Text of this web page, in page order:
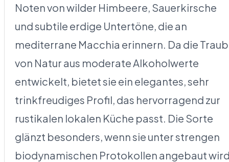
Noten von wilder Himbeere, Sauerkirsche
und subtile erdige Untertöne, die an
mediterrane Macchia erinnern. Da die
von Natur aus moderate Alkoholwerte
entwickelt, bietet sie ein elegantes, sehr
trinkfreudiges Profil, das hervorragend zur
rustikalen lokalen Küche passt. Die Sorte
glänzt besonders, wenn sie unter strengen
biodynamischen Protokollen angebaut